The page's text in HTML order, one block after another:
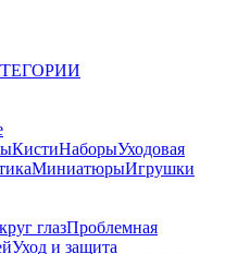
КистиНаборыУходовая
МиниатюрыИгрушки
глазПроблемная
Уход и защита